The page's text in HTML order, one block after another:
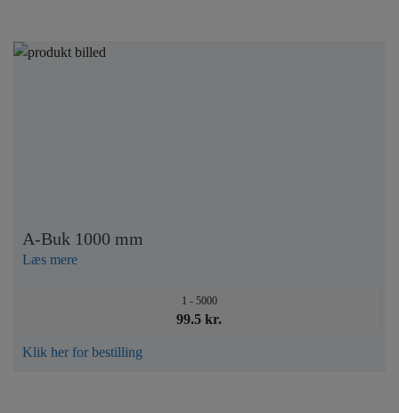
A-Buk 1000 mm
Læs mere
1 - 5000
99.5 kr.
Klik her for bestilling